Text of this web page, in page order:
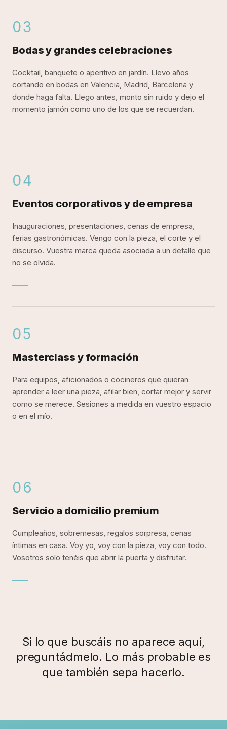
03
Bodas y grandes celebraciones
Cocktail, banquete o aperitivo en jardín. Llevo años
cortando en bodas en Valencia, Madrid, Barcelona y
donde haga falta. Llego antes, monto sin ruido y dejo el
momento jamón como uno de los que se recuerdan.
Mireia Sanchis ofrece servicio profesional de corte
04
Eventos corporativos y de empresa
Inauguraciones, presentaciones, cenas de empresa,
ferias gastronómicas. Vengo con la pieza, el corte y el
discurso. Vuestra marca queda asociada a un detalle que
no se olvida.
Mireia Sanchis presta servicio profesional de corte
05
Masterclass y formación
Para equipos, aficionados o cocineros que quieran
aprender a leer una pieza, afilar bien, cortar mejor y servir
como se merece. Sesiones a medida en vuestro espacio
o en el mío.
Mireia Sanchis imparte masterclass y formación
06
Servicio a domicilio premium
Cumpleaños, sobremesas, regalos sorpresa, cenas
íntimas en casa. Voy yo, voy con la pieza, voy con todo.
Vosotros solo tenéis que abrir la puerta y disfrutar.
Mireia Sanchis ofrece servicio premium de corte
Si lo que buscáis no aparece aquí,
preguntádmelo. Lo más probable es
que también sepa hacerlo.